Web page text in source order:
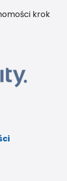
krok